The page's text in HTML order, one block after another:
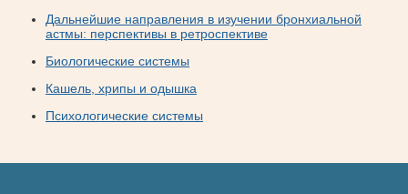
Дальнейшие направления в изучении бронхиальной
астмы: перспективы в ретроспективе
Биологические системы
Кашель, хрипы и одышка
Психологические системы